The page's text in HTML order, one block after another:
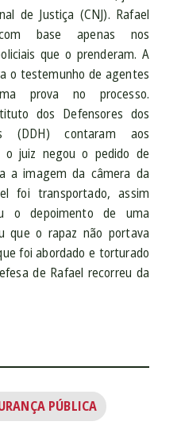
de Justiça (CNJ). Rafael
base apenas nos
que o prenderam. A
o testemunho de agentes
prova no processo.
dos Defensores dos
(DDH) contaram aos
o juiz negou o pedido de
a imagem da câmera da
foi transportado, assim
o depoimento de uma
que o rapaz não portava
foi abordado e torturado
de Rafael recorreu da
PÚBLICA